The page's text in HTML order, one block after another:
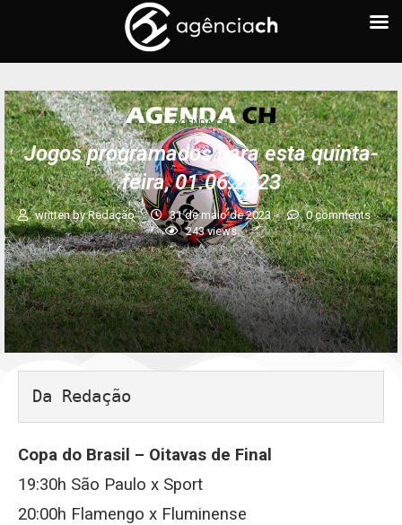
AGENDA CH
Jogos programados para esta quinta-
feira, 01.06.2023
written byRedação 31 de maio de 2023
0 comments
243views
Da Redação
Copa do Brasil – Oitavas de Final
19:30h São Paulo x Sport
20:00h Flamengo x Fluminense